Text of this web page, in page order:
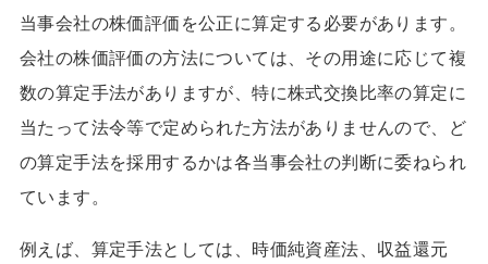
当事会社の株価評価を公正に算定する必要があります。
会社の株価評価の方法については、その用途に応じて複
数の算定手法がありますが、特に株式交換比率の算定に
当たって法令等で定められた方法がありませんので、ど
の算定手法を採用するかは各当事会社の判断に委ねられ
ています。
例えば、算定手法としては、時価純資産法、収益還元